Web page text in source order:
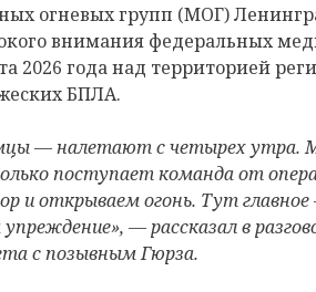
огневых групп (МОГ)
внимания федеральных
2026 года над территорией
БПЛА.
— налетают с четырех утра.
поступает команда от
и открываем огонь. Тут
— рассказал в
с позывным Гюрза.